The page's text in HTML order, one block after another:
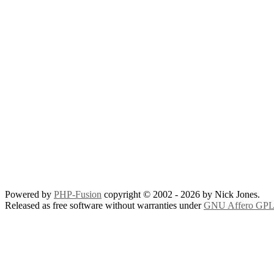
Powered by PHP-Fusion copyright © 2002 - 2026 by Nick Jones.
Released as free software without warranties underGNU Affero GPL